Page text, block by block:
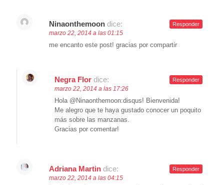
Ninaonthemoon dice:
marzo 22, 2014 a las 01:15
me encanto este post! gracias por compartir
Responder
Negra Flor dice:
marzo 22, 2014 a las 17:26
Hola @Ninaonthemoon:disqus! Bienvenida!
Me alegro que te haya gustado conocer un poquito
más sobre las manzanas.
Gracias por comentar!
Responder
Adriana Martin dice:
marzo 22, 2014 a las 04:15
Responder